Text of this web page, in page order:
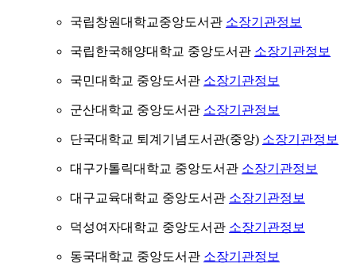
국립창원대학교중앙도서관 소장기관정보
국립한국해양대학교 중앙도서관 소장기관정보
국민대학교 중앙도서관 소장기관정보
군산대학교 중앙도서관 소장기관정보
단국대학교 퇴계기념도서관(중앙) 소장기관정보
대구가톨릭대학교 중앙도서관 소장기관정보
대구교육대학교 중앙도서관 소장기관정보
덕성여자대학교 중앙도서관 소장기관정보
동국대학교 중앙도서관 소장기관정보